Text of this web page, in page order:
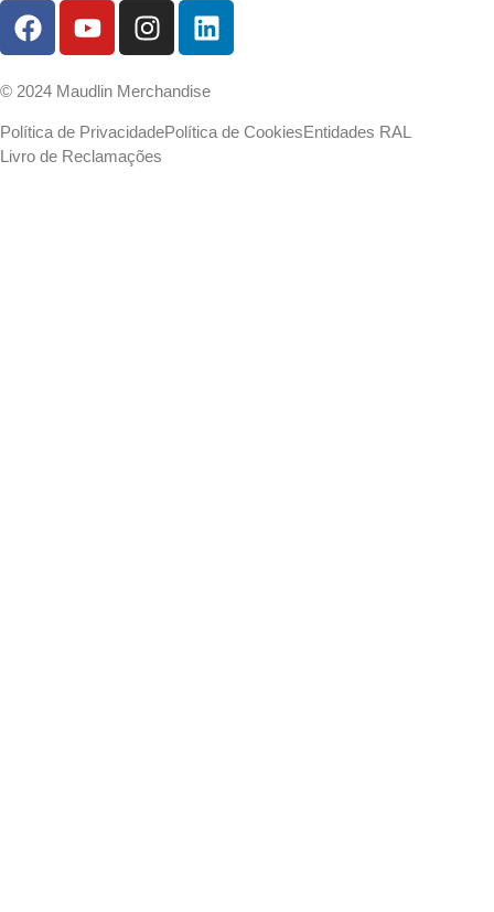
© 2024 Maudlin Merchandise
Política de PrivacidadePolítica de CookiesEntidades RAL
Livro de Reclamações